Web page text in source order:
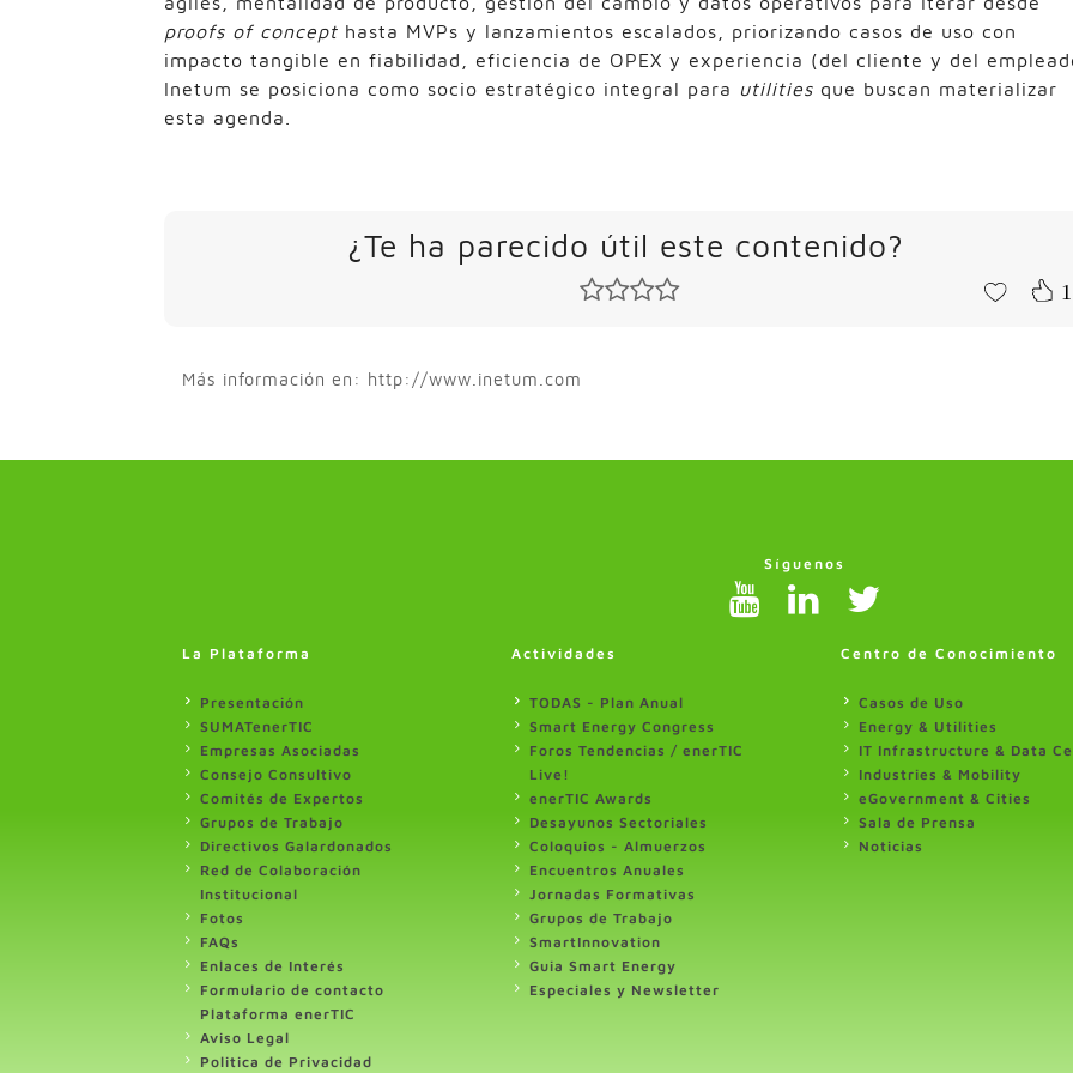
proofs of concept hasta MVPs y lanzamientos escalados, priorizando casos de uso con
impacto tangible en fiabilidad, eficiencia de OPEX y experiencia (del cliente y del
Inetum se posiciona como socio estratégico integral para utilities que buscan materializar
esta agenda.
¿Te ha parecido útil este contenido?
1
Más información en: http://www.inetum.com
Síguenos
La Plataforma
Presentación
SUMATenerTIC
Empresas Asociadas
Consejo Consultivo
Comités de Expertos
Grupos de Trabajo
Directivos Galardonados
Red de Colaboración
Institucional
Fotos
FAQs
Enlaces de Interés
Formulario de contacto
Plataforma enerTIC
Aviso Legal
Politica de Privacidad
Actividades
TODAS - Plan Anual
Smart Energy Congress
Foros Tendencias / enerTIC
Live!
enerTIC Awards
Desayunos Sectoriales
Coloquios - Almuerzos
Encuentros Anuales
Jornadas Formativas
Grupos de Trabajo
SmartInnovation
Guia Smart Energy
Especiales y Newsletter
Centro de Conocimiento
Casos de Uso
Energy & Utilities
IT Infrastructure & Data
Industries & Mobility
eGovernment & Cities
Sala de Prensa
Noticias